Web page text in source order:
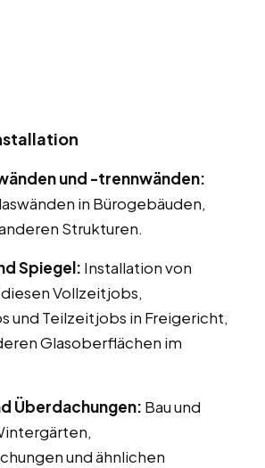
und -trennwänden:
in Bürogebäuden,
Strukturen.
Spiegel: Installation von
Vollzeitjobs,
und Teilzeitjobs in Freigericht,
Glasoberflächen im
Überdachungen: Bau und
und ähnlichen